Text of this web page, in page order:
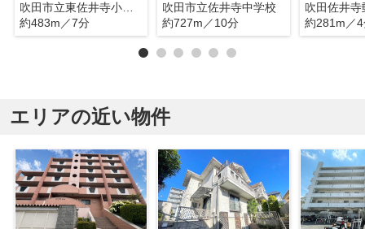
吹田市立東佐井寺小学校
約483m／7分
吹田市立佐井寺中学校
約727m／10分
吹田佐井寺
約281m／
エリアの近い物件